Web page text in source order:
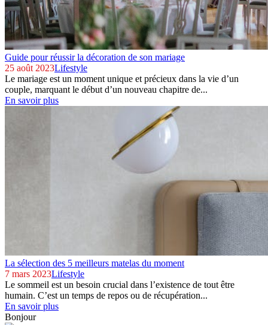
Guide pour réussir la décoration de son mariage
25 août 2023Lifestyle
Le mariage est un moment unique et précieux dans la vie d’un
couple, marquant le début d’un nouveau chapitre de...
En savoir plus
La sélection des 5 meilleurs matelas du moment
7 mars 2023Lifestyle
Le sommeil est un besoin crucial dans l’existence de tout être
humain. C’est un temps de repos ou de récupération...
En savoir plus
Bonjour